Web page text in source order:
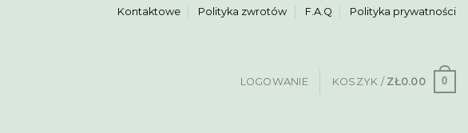
Kontaktowe Polityka zwrotów F.A.Q Polityka prywatności
LOGOWANIE KOSZYK / ZŁ0.00 0